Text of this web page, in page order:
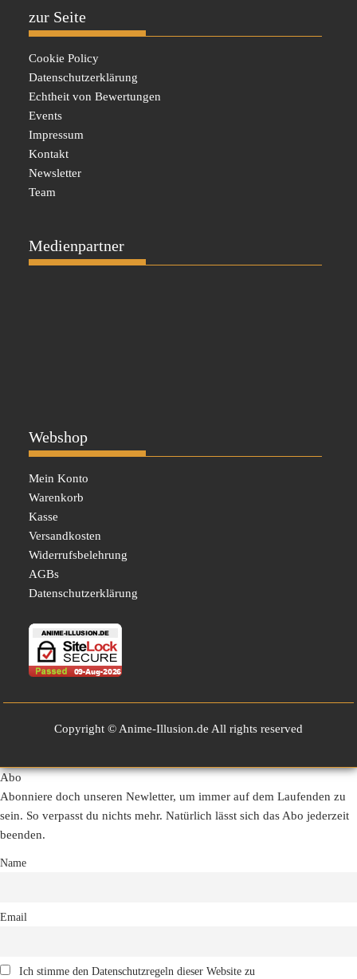
zur Seite
Cookie Policy
Datenschutzerklärung
Echtheit von Bewertungen
Events
Impressum
Kontakt
Newsletter
Team
Medienpartner
Webshop
Mein Konto
Warenkorb
Kasse
Versandkosten
Widerrufsbelehrung
AGBs
Datenschutzerklärung
Copyright © Anime-Illusion.de All rights reserved
Abo
Abonniere doch unseren Newletter, um immer auf dem Laufenden zu
sein. So verpasst du nichts mehr. Natürlich lässt sich das Abo jederzeit
beenden.
Name
Email
Ich stimme den Datenschutzregeln dieser Website zu